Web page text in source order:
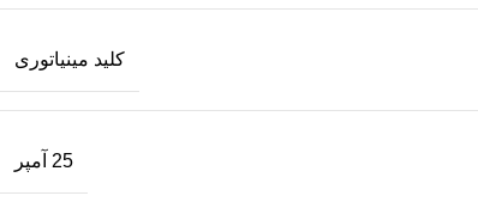
کلید مینیاتوری
25 آمپر